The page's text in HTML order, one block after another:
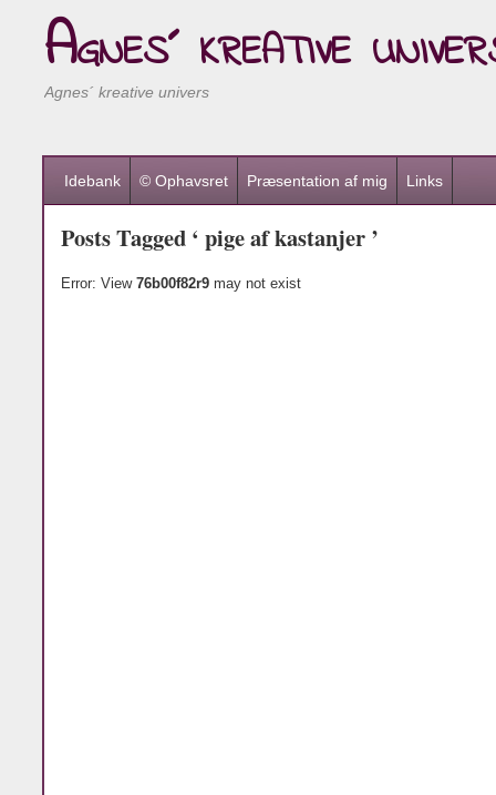
Agnes´ kreative
Agnes´ kreative univers
Idebank © Ophavsret Præsentation af mig Links
Posts Tagged ‘ pige af kastanjer ’
Error: View 76b00f82r9 may not exist